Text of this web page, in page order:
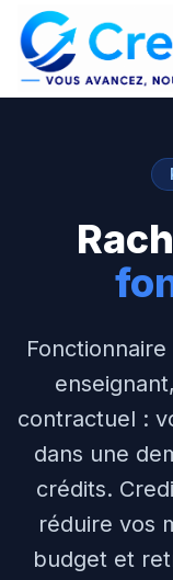
contractuel :
dans une
crédits.
réduire vos
budget et